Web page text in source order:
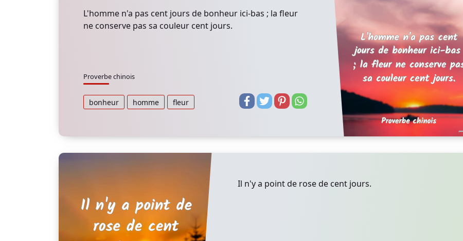
L'homme n'a pas cent jours de bonheur ici-bas ; la fleur
ne conserve pas sa couleur cent jours.
Proverbe chinois
bonheur homme fleur
Il n'y a point de rose de cent jours.